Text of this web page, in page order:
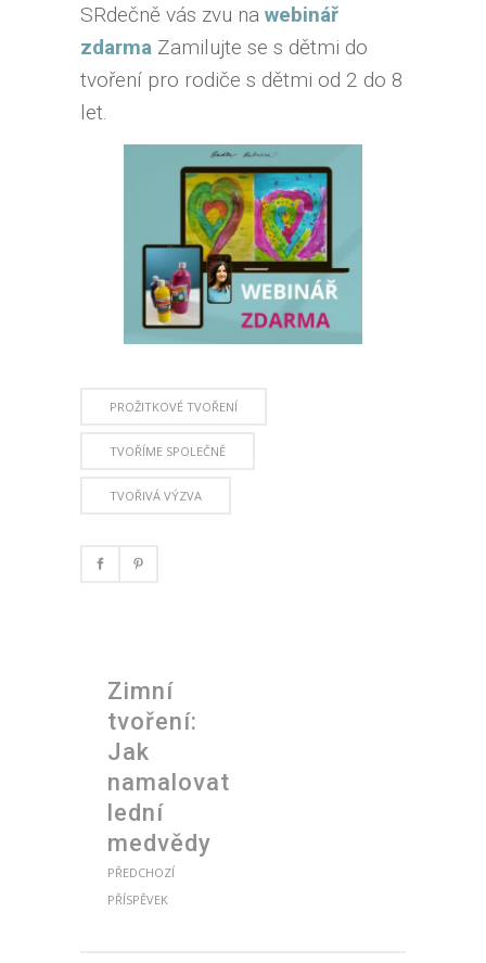
SRdečně vás zvu na webinář
zdarma Zamilujte se s dětmi do
tvoření pro rodiče s dětmi od 2 do 8
let.
PROŽITKOVÉ TVOŘENÍ
TVOŘÍME SPOLEČNĚ
TVOŘIVÁ VÝZVA
Zimní
tvoření:
Jak
namalovat
lední
medvědy
PŘEDCHOZÍ
PŘÍSPĚVEK